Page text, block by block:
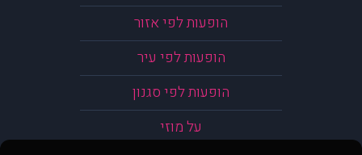
הופעות לפי אזור
הופעות לפי עיר
הופעות לפי סגנון
על מוזי